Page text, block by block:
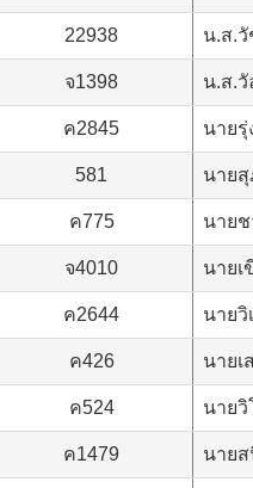
22938 น.ส.
จ1398 น.ส.
ค2845 นายรุ่
581 นายสุ
ค775 นาย
จ4010 นาย
ค2644 นายวิ
ค426 นายเ
ค524 นาย
ค1479 นาย